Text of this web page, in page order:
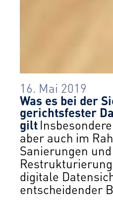
16. Mai 2019
Was es bei der
gerichtsfester
gilt
aber auch im
Sanierungen und
digitale
entscheidender